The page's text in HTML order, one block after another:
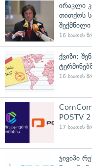
ირაკლი
თითქოს
16 საათის
ქვიზი:
16 საათის
POSTV
17 საათის
ჯივიპი